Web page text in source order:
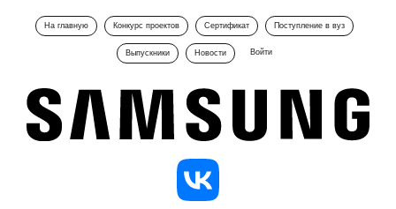
На главную Конкурс проектов Сертификат Поступление в вуз
Выпускники Новости Войти